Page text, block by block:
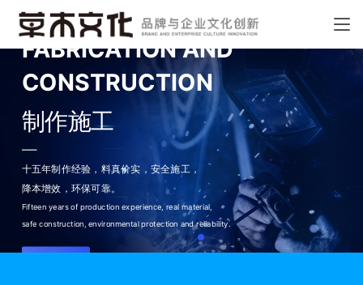
FABRICATION AND
CONSTRUCTION
制作施工
——
十五年制作经验，料真价实， 安全施工，
降本增效，环保可靠。
Fifteen years of production experience, real material,
safe construction, environmental protection and reliability.